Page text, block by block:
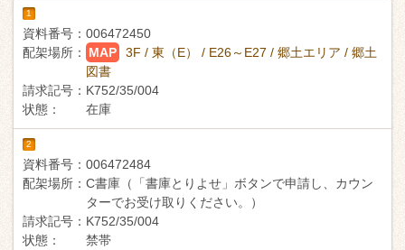
1
資料番号： 006472450
配架場所：
MAP
3F / 東（E） / E26～E27 / 郷土エリア / 郷土
図書
請求記号： K752/35/004
状態：
在庫
2
資料番号： 006472484
配架場所： C書庫（「書庫とりよせ」ボタンで申請し、カウン
ターでお受け取りください。）
請求記号： K752/35/004
状態：
禁帯